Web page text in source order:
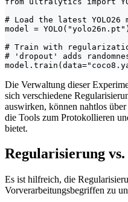
# Load the latest YOLO26
model = YOLO("yolo26n.pt")
# Train with
# 'dropout' adds
Die Verwaltung dieser
sich verschiedene
auswirken, können nahtlos
die Tools zum Protokollieren
bietet.
Regularisierung
Es ist hilfreich, die
Vorverarbeitungsbegriffen zu